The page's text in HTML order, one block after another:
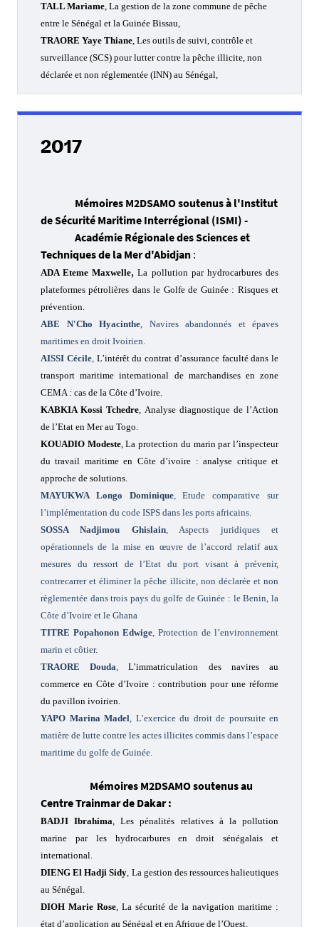
TALL Mariame, La gestion de la zone commune de pêche
entre le Sénégal et la Guinée Bissau,
TRAORE Yaye Thiane, Les outils de suivi, contrôle et
surveillance (SCS) pour lutter contre la pêche illicite, non
déclarée et non réglementée (INN) au Sénégal,
2017
Mémoires M2DSAMO soutenus à l'Institut
de Sécurité Maritime Interrégional (ISMI) -
Académie Régionale des Sciences et
Techniques de la Mer d'Abidjan :
ADA Eteme Maxwelle,La pollution par hydrocarbures des
plateformes pétrolières dans le Golfe de Guinée : Risques et
prévention.
ABE N'Cho Hyacinthe, Navires abandonnés et épaves
maritimes en droit Ivoirien.
AISSI Cécile, L’intérêt du contrat d’assurance faculté dans le
transport maritime international de marchandises en zone
CEMA : cas de la Côte d’Ivoire.
KABKIA Kossi Tchedre, Analyse diagnostique de l’Action
de l’Etat en Mer au Togo.
KOUADIO Modeste, La protection du marin par l’inspecteur
du travail maritime en Côte d’ivoire : analyse critique et
approche de solutions.
MAYUKWA Longo Dominique,Etude comparative sur
l’implémentation du code ISPS dans les ports africains.
SOSSA Nadjimou Ghislain, Aspects juridiques et
opérationnels de la mise en œuvre de l’accord relatif aux
mesures du ressort de l’Etat du port visant à prévenir,
contrecarrer et éliminer la pêche illicite, non déclarée et non
règlementée dans trois pays du golfe de Guinée : le Benin, la
Côte d’Ivoire et le Ghana
TITRE Popahonon Edwige, Protection de l’environnement
marin et côtier.
TRAORE Douda,L’immatriculation des navires au
commerce en Côte d’Ivoire : contribution pour une réforme
du pavillon ivoirien.
YAPO Marina Madel, L’exercice du droit de poursuite en
matière de lutte contre les actes illicites commis dans l’espace
maritime du golfe de Guinée.
Mémoires M2DSAMO soutenus au
Centre Trainmar de Dakar :
BADJI Ibrahima,Les pénalités relatives à la pollution
marine par les hydrocarbures en droit sénégalais et
international.
DIENG El Hadji Sidy, La gestion des ressources halieutiques
au Sénégal.
DIOH Marie Rose, La sécurité de la navigation maritime :
état d’application au Sénégal et en Afrique de l’Ouest.